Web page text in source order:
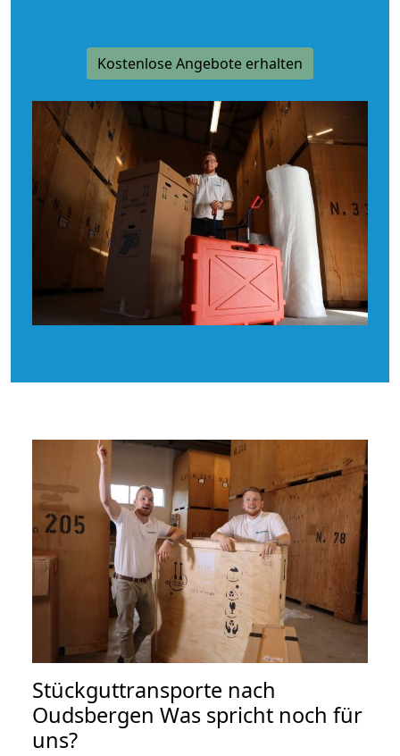
Kostenlose Angebote erhalten
Stückguttransporte nach
Oudsbergen Was spricht noch für
uns?